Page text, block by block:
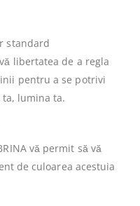
standard
libertatea de a regla
pentru a se potrivi
lumina ta.
vă permit să vă
de culoarea acestuia